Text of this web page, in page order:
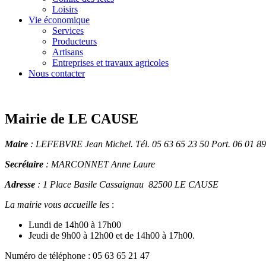
Loisirs
Vie économique
Services
Producteurs
Artisans
Entreprises et travaux agricoles
Nous contacter
Mairie de LE CAUSE
Maire : LEFEBVRE Jean Michel. Tél. 05 63 65 23 50 Port. 06 01
Secrétaire : MARCONNET Anne Laure
Adresse : 1 Place Basile Cassaignau 82500 LE CAUSE
La mairie vous accueille les :
Lundi de 14h00 à 17h00
Jeudi de 9h00 à 12h00 et de 14h00 à 17h00.
Numéro de téléphone : 05 63 65 21 47